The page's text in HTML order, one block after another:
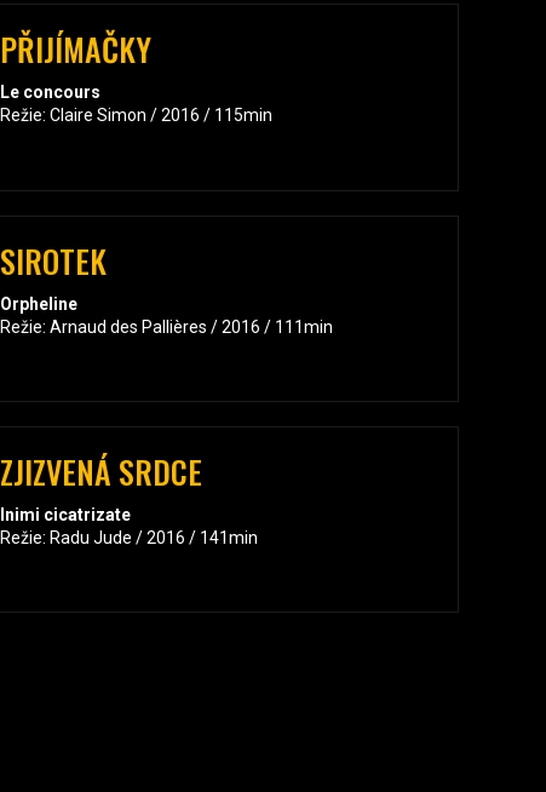
PŘIJÍMAČKY
Le concours
Režie: Claire Simon / 2016 / 115min
SIROTEK
Orpheline
Režie: Arnaud des Pallières / 2016 / 111min
ZJIZVENÁ SRDCE
Inimi cicatrizate
Režie: Radu Jude / 2016 / 141min